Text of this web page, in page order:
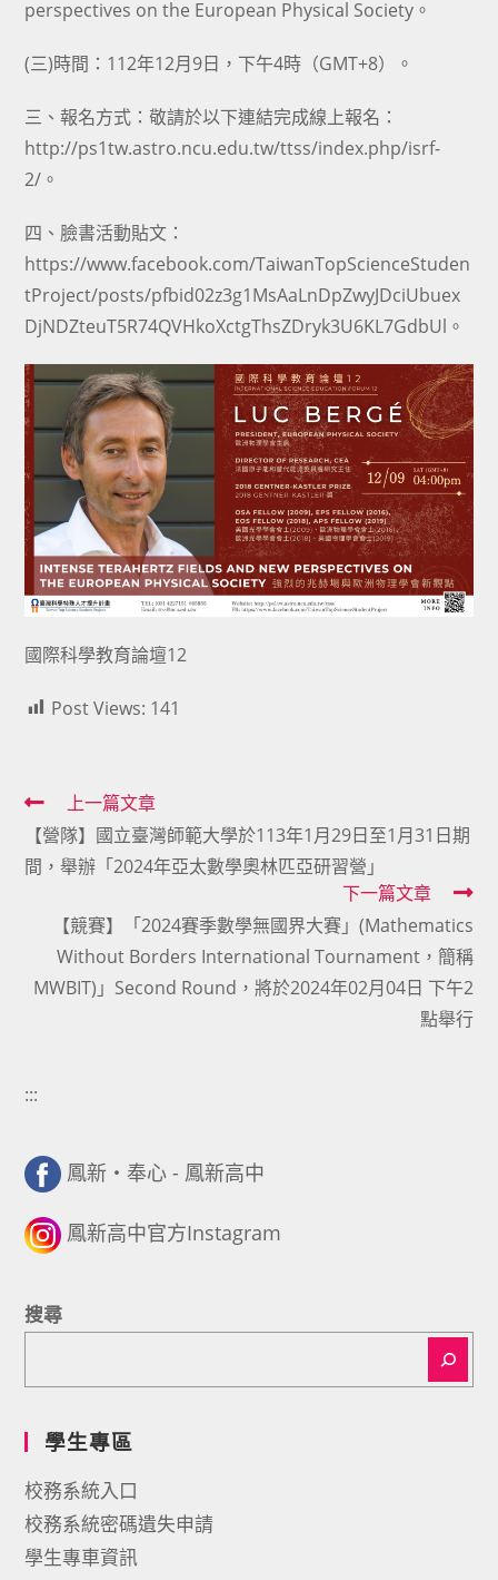
perspectives on the European Physical Society。
(三)時間：112年12月9日，下午4時（GMT+8）。
三、報名方式：敬請於以下連結完成線上報名：
http://ps1tw.astro.ncu.edu.tw/ttss/index.php/isrf-
2/。
四、臉書活動貼文：
https://www.facebook.com/TaiwanTopScienceStuden
tProject/posts/pfbid02z3g1MsAaLnDpZwyJDciUbuex
DjNDZteuT5R74QVHkoXctgThsZDryk3U6KL7GdbUl。
國際科學教育論壇12
Post Views: 141
Read
more
articles
上一篇文章
【營隊】國立臺灣師範大學於113年1月29日至1月31日期
間，舉辦「2024年亞太數學奧林匹亞研習營」
下一篇文章
【競賽】「2024賽季數學無國界大賽」(Mathematics
Without Borders International Tournament，簡稱
MWBIT)」Second Round，將於2024年02月04日 下午2
點舉行
:::
鳳新・奉心 - 鳳新高中
鳳新高中官方Instagram
搜尋
學生專區
校務系統入口
校務系統密碼遺失申請
學生專車資訊